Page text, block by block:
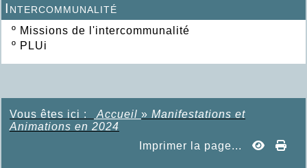
Intercommunalité
º Missions de l'intercommunalité
º PLUi
Vous êtes ici : Accueil » Manifestations et
Animations en 2024
Imprimer la page...